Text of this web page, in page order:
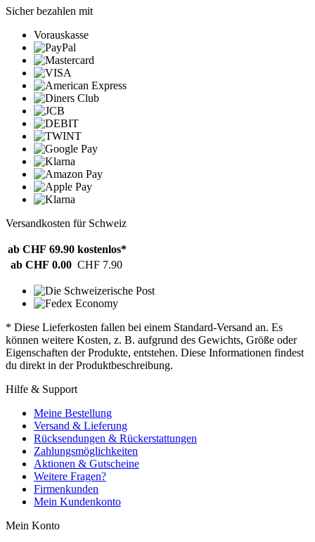
Sicher bezahlen mit
Vorauskasse
Versandkosten für Schweiz
ab CHF 69.90 kostenlos*
ab CHF 0.00 CHF 7.90
* Diese Lieferkosten fallen bei einem Standard-Versand an. Es
können weitere Kosten, z. B. aufgrund des Gewichts, Größe oder
Eigenschaften der Produkte, entstehen. Diese Informationen findest
du direkt in der Produktbeschreibung.
Hilfe & Support
Meine Bestellung
Versand & Lieferung
Rücksendungen & Rückerstattungen
Zahlungsmöglichkeiten
Aktionen & Gutscheine
Weitere Fragen?
Firmenkunden
Mein Kundenkonto
Mein Konto